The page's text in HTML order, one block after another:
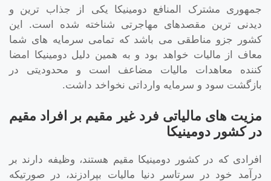
جمهوری مشترک المنافع دومینیکا یکی از جذاب ترین و
دیدنی ترین مقصدهای مهاجرتی شناخته شده است. این
کشور جزو مناطقی می باشد که تمامی سرمایه های شما
معاف از مالیات خواهد بود و به همین دلیل دومینیکا امضا
کننده معاهدات مالیات مضاعف است و محدودیتی در
بازگشت سود و سرمایه وارداتی نخواخد داشت.
مزیت های مالیاتی فرد غیر مقیم بر افراد مقیم
در کشور دومینیکا
افرادی که در کشور دومینیکا مقیم هستند، وظیفه دارند بر
درآمد خود در سرتاسر دنیا مالیات بپرادزند، در صورتیکه